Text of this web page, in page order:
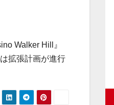
Walker Hill』
拡張計画が進行